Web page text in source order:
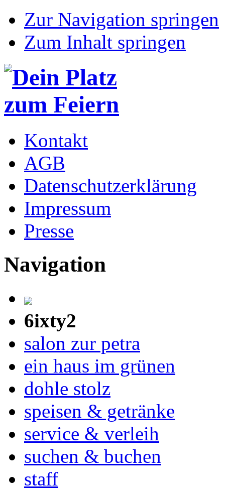
Zur Navigation springen
Zum Inhalt springen
Kontakt
AGB
Datenschutzerklärung
Impressum
Presse
Navigation
6ixty2
salon zur petra
ein haus im grünen
dohle stolz
speisen & getränke
service & verleih
suchen & buchen
staff